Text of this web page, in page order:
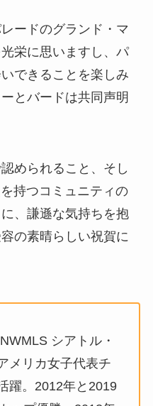
ードのグランド・マ
栄に思いますし、パ
できることを楽しみ
とバードは共同声明
められること、そし
持つコミュニティの
、謙遜な気持ちを抱
の素晴らしい祝賀に
シアトル・
メリカ女子代表チ
躍。2012年と2019